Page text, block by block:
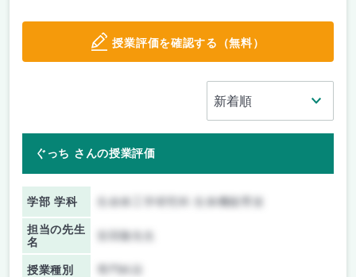
授業評価を確認する（無料）
ぐっち さんの授業評価
学部 学科 生命体工学研究科 生体機能専攻
担当の先生
名
安田隆先生
授業種別